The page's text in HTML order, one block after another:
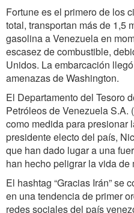
Fortune es el primero de los
total, transportan más de 1,5
gasolina a Venezuela en
escasez de combustible,
Unidos. La embarcación
amenazas de Washington.
El Departamento del Tesoro
Petróleos de Venezuela S.A.
como medida para presionar
presidente electo del país,
que han dado lugar a una
han hecho peligrar la vida
El hashtag “Gracias Irán” se
en una tendencia de primer
redes sociales del país